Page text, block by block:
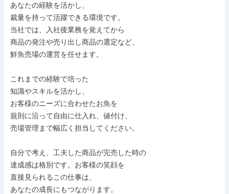
あなたの経験を活かし、
裁量を持って活躍できる環境です。
当社では、入社後業務を覚えてから
商品の発注や売り出し商品の選定など、
鮮魚売場の運営を任せます。
これまでの経験で培った
知識やスキルを活かし、
お客様のニーズに合わせたお魚を
規則に沿って自由に仕入れ、値付け、
売場管理まで幅広く担当してください。
自分で考え、工夫した商品が完売した時の
達成感は格別です。お客様の笑顔を
直接見られるこの仕事は、
あなたの成長にもつながります。